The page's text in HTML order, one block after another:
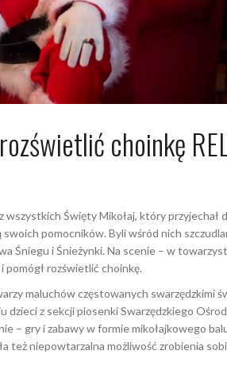
choinkę
Święty Mikołaj, który przyjechał
swoich pomocników. Byli wśród nich
Śniegu i Śnieżynki. Na scenie – w
pomógł rozświetlić choinkę.
maluchów częstowanych swarzędzkimi
z sekcji piosenki Swarzędzkiego
– gry i zabawy w formie mikołajkowego
też niepowtarzalna możliwość zrobienia